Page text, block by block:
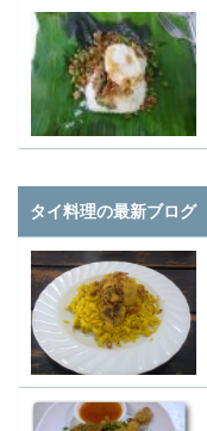
タイ料理の最新ブログ